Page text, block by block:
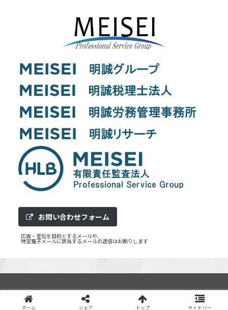
お問い合わせフォーム
広告・宣伝を目的とするメールや、
特定電子メールに該当するメールの送信はお断りします
Copyright © 2020 Meisei Research Co.,Ltd. All Rights Reserved.
ホーム シェア トップ サイドバー